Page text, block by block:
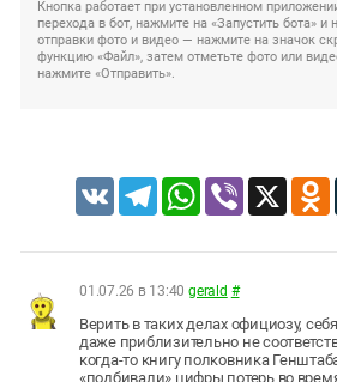
Кнопка работает при установленном
перехода в бот, нажмите на «Запустить бота»
отправки фото и видео — нажмите на значок
функцию «Файл», затем отметьте фото или
нажмите «Отправить».
VK TelegramWhatsApp
Viber X
01.07.26 в 13:40 gerald #
Верить в таких делах официозу,
даже приблизительно не
когда-то книгу полковника
«подбивали» цифры потерь во